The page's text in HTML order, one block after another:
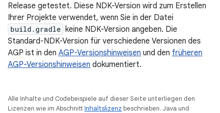
Release getestet. Diese NDK-Version wird zum Erstellen
Ihrer Projekte verwendet, wenn Sie in der Datei
build.gradle
keine NDK-Version angeben. Die
Standard-NDK-Version für verschiedene Versionen des
AGP ist in den AGP-Versionshinweisen und den früheren
AGP-Versionshinweisen dokumentiert.
Alle Inhalte und Codebeispiele auf dieser Seite unterliegen den
Lizenzen wie im AbschnittInhaltslizenz beschrieben. Java und